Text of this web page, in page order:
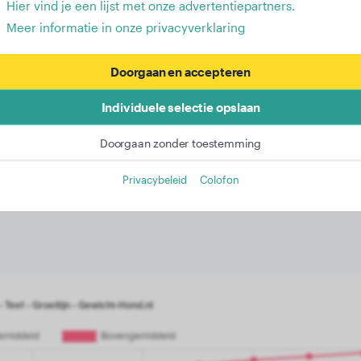
voor vrouwtjes:
Blue Lacy van 2 tot 13
Lacy worden geclassificeerd als lichte honden. Aan
6,3 kg. In de daaropvolgende 3 maanden stijgt
bereiken deze vrouwtjes uiteindelijk een
Hier vind je een lijst met onze advertentiepartners.
Meer informatie in onze privacyverklaring
Doorgaan en accepteren
Individuele selectie opslaan
Doorgaan zonder toestemming
Privacybeleid Colofon